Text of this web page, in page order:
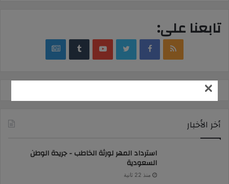
تابعنا على:
RSS
Facebook
Twitter
YouTube
‏Tumblr
google
أخر الأخبار
استرداد المهر لورثة الخاطب - جريدة الوطن
السعودية
منذ 22 ثانية
×